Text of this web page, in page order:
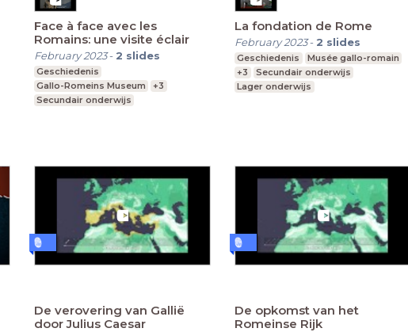
Face à face avec les
Romains: une visite éclair
February 2023- 2 slides
Geschiedenis
Gallo-Romeins Museum
+3
Secundair onderwijs
La fondation de Rome
February 2023- 2 slides
Geschiedenis
Musée gallo-romain
+3
Secundair onderwijs
Lager onderwijs
De verovering van Gallië
door Julius Caesar
De opkomst van het
Romeinse Rijk